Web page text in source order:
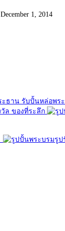
December 1, 2014